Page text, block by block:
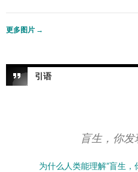
更多图片 →
引语
盲生，你发
为什么人类能理解”盲生，